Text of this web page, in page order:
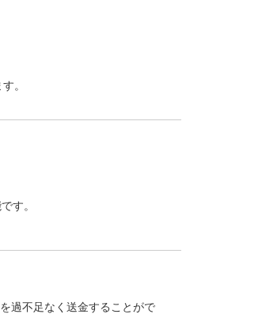
。
す。
過不足なく送金することがで